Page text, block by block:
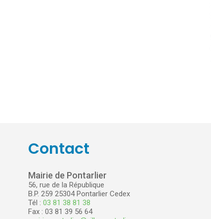
Contact
Mairie de Pontarlier
56, rue de la République
B.P. 259 25304 Pontarlier Cedex
Tél : 03 81 38 81 38
Fax : 03 81 39 56 64